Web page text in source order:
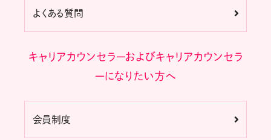
よくある質問
キャリアカウンセラーおよびキャリアカウンセラ
ーになりたい方へ
会員制度